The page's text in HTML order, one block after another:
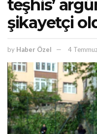
teşhis’
şikayetçi
by Haber Özel 4